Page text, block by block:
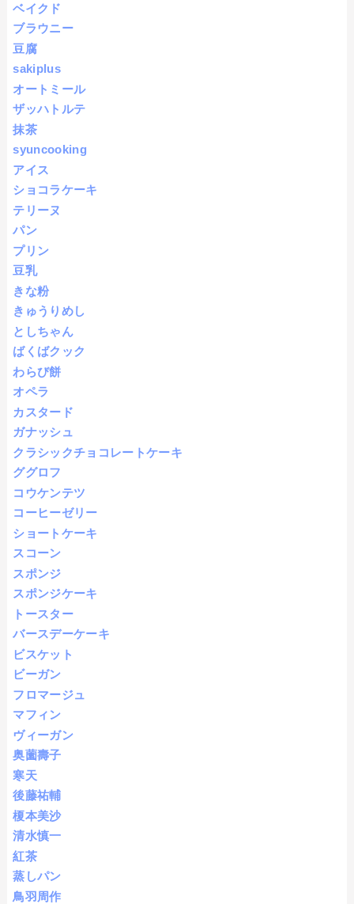
ベイクド
ブラウニー
豆腐
sakiplus
オートミール
ザッハトルテ
抹茶
syuncooking
アイス
ショコラケーキ
テリーヌ
パン
プリン
豆乳
きな粉
きゅうりめし
としちゃん
ばくばクック
わらび餅
オペラ
カスタード
ガナッシュ
クラシックチョコレートケーキ
ググロフ
コウケンテツ
コーヒーゼリー
ショートケーキ
スコーン
スポンジ
スポンジケーキ
トースター
バースデーケーキ
ビスケット
ビーガン
フロマージュ
マフィン
ヴィーガン
奥薗壽子
寒天
後藤祐輔
榎本美沙
清水慎一
紅茶
蒸しパン
鳥羽周作